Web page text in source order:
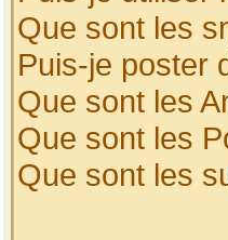
Que sont les
Puis-je poster
Que sont les
Que sont les
Que sont les